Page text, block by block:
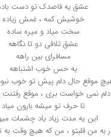
عشق یه قاصدک تو دست
خوشیش کمه ، غمش زیاده
سخت میاد و میره ساده
عشق تلاقی دو تا نگاهه
مسافرای بین راهه
یه حس خوب اشتباهه
هیچ موقع حال دلم پیش تو خوب
دلم نمی خواست بری ، موقع رفتنت
تا حرف تو میشه بارون میاد
این یه مدت زیاد یاد چشمات
به من قلبتو ، من که هیچ وقت به